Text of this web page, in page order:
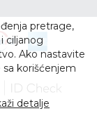
pretrage,
ciljanog
Ako nastavite
sa korišćenjem
detalje